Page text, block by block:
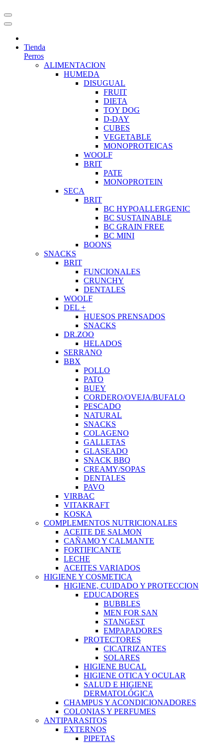
Tienda
Perros
ALIMENTACION
HUMEDA
DISUGUAL
FRUIT
DIETA
TOY DOG
D-DAY
CUBES
VEGETABLE
MONOPROTEICAS
WOOLF
BRIT
PATE
MONOPROTEIN
SECA
BRIT
BC HYPOALLERGENIC
BC SUSTAINABLE
BC GRAIN FREE
BC MINI
BOONS
SNACKS
BRIT
FUNCIONALES
CRUNCHY
DENTALES
WOOLF
DEL +
HUESOS PRENSADOS
SNACKS
DR.ZOO
HELADOS
SERRANO
BBX
POLLO
PATO
BUEY
CORDERO/OVEJA/BUFALO
PESCADO
NATURAL
SNACKS
COLAGENO
GALLETAS
GLASEADO
SNACK BBQ
CREAMY/SOPAS
DENTALES
PAVO
VIRBAC
VITAKRAFT
KOSKA
COMPLEMENTOS NUTRICIONALES
ACEITE DE SALMON
CAÑAMO Y CALMANTE
FORTIFICANTE
LECHE
ACEITES VARIADOS
HIGIENE Y COSMETICA
HIGIENE, CUIDADO Y PROTECCION
EDUCADORES
BUBBLES
MEN FOR SAN
STANGEST
EMPAPADORES
PROTECTORES
CICATRIZANTES
SOLARES
HIGIENE BUCAL
HIGIENE OTICA Y OCULAR
SALUD E HIGIENE
DERMATOLÓGICA
CHAMPUS Y ACONDICIONADORES
COLONIAS Y PERFUMES
ANTIPARASITOS
EXTERNOS
PIPETAS